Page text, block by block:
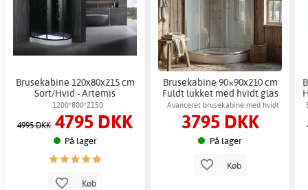
Brusekabine 120x80x215 cm
Sort/Hvid - Artemis
1200*800*2150
4995 DKK 4795 DKK
På lager
Køb
Brusekabine 90×90x210 cm
Fuldt lukket med hvidt glas
og massage - Nebula
Avanceret brusekabine med hvidt
glas, hovedbruser og seks
massagedyser
3795 DKK
På lager
Køb